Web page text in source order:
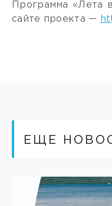
Программа «Лета
сайте проекта —
ЕЩЕ